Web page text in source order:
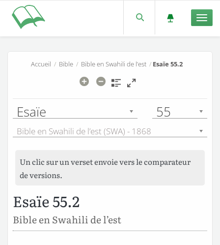
Accueil / Bible/ Bible en Swahili de l’est/ Esaïe 55.2
Esaïe 55
Bible en Swahili de l’est (SWA) - 1868
Un clic sur un verset envoie vers le comparateur
de versions.
Esaïe 55.2
Bible en Swahili de l’est